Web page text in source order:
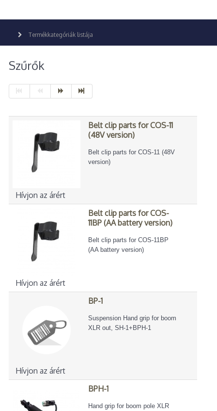
Termékkategóriák listája
Szűrők
Hívjon az árért
Belt clip parts for COS-11
(48V version)
Belt clip parts for COS-11 (48V
version)
Hívjon az árért
Belt clip parts for COS-
11BP (AA battery version)
Belt clip parts for COS-11BP
(AA battery version)
Hívjon az árért
BP-1
Suspension Hand grip for boom
XLR out, SH-1+BPH-1
BPH-1
Hand grip for boom pole XLR